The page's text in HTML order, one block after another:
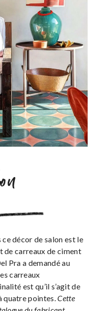
décor de salon est le
de carreaux de ciment
Pra a demandé au
carreaux
est qu’il s’agit de
quatre pointes.Cette